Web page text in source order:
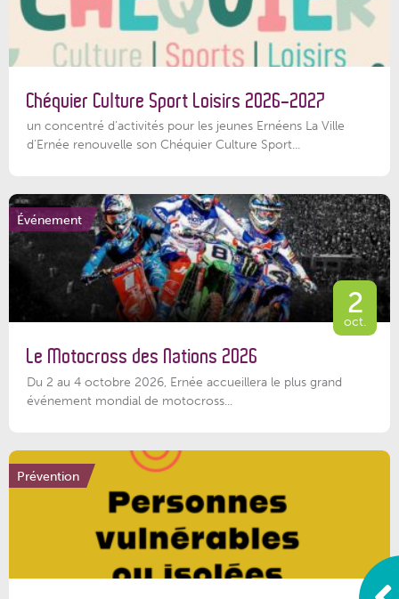
Chéquier Culture Sport Loisirs 2026-2027
un concentré d’activités pour les jeunes Ernéens La Ville
d’Ernée renouvelle son Chéquier Culture Sport...
Événement
2
oct.
Le Motocross des Nations 2026
Du 2 au 4 octobre 2026, Ernée accueillera le plus grand
événement mondial de motocross...
Prévention